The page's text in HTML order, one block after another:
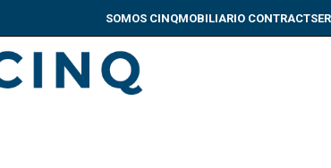
SOMOS CINQMOBILIARIO CONTRACT